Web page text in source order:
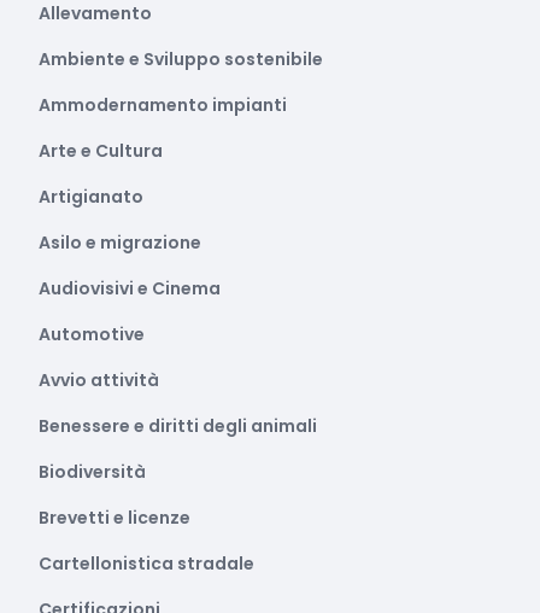
Allevamento
Ambiente e Sviluppo sostenibile
Ammodernamento impianti
Arte e Cultura
Artigianato
Asilo e migrazione
Audiovisivi e Cinema
Automotive
Avvio attività
Benessere e diritti degli animali
Biodiversità
Brevetti e licenze
Cartellonistica stradale